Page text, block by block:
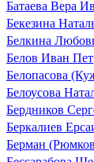
Батаева Вера
Бекезина
Белкина
Белов Иван
Белопасова
Белоусова
Бердников
Беркалиев
Берман